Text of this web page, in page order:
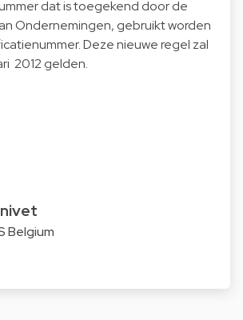
dat is toegekend door de
Ondernemingen, gebruikt worden
Deze nieuwe regel zal
2012 gelden.
Belgium